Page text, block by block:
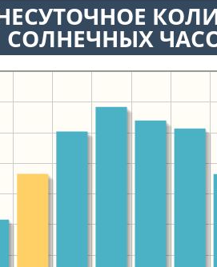
СОЛНЕЧНЫХ